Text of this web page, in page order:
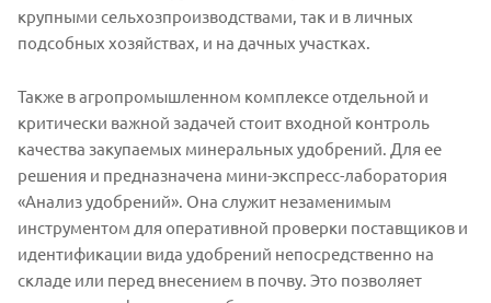
крупными сельхозпроизводствами, так и в личных
подсобных хозяйствах, и на дачных участках.
Также в агропромышленном комплексе отдельной и
критически важной задачей стоит входной контроль
качества закупаемых минеральных удобрений. Для ее
решения и предназначена мини-экспресс-лаборатория
«Анализ удобрений». Она служит незаменимым
инструментом для оперативной проверки поставщиков и
идентификации вида удобрений непосредственно на
складе или перед внесением в почву. Это позволяет